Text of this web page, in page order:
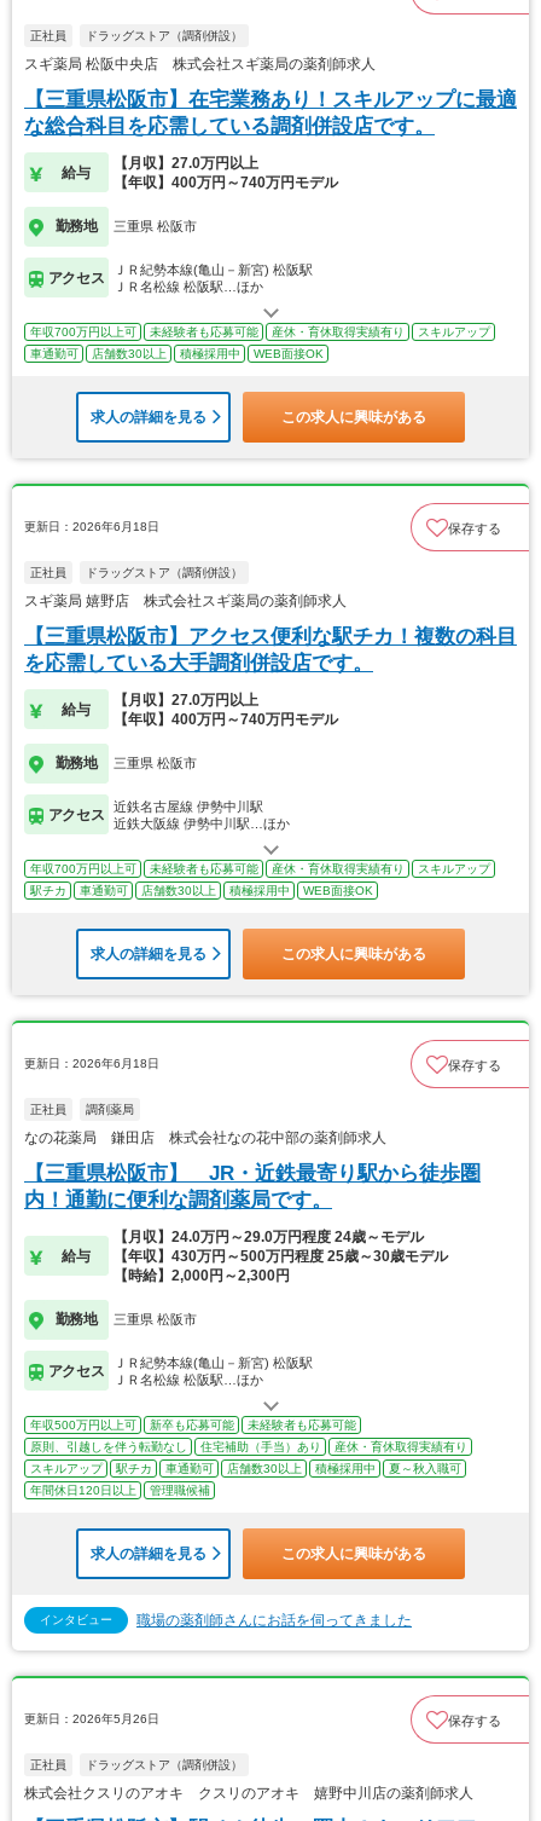
正社員 ドラッグストア（調剤併設）
スギ薬局 松阪中央店 株式会社スギ薬局の薬剤師求人
【三重県松阪市】在宅業務あり！スキルアップに最適
な総合科目を応需している調剤併設店です。
給与
【月収】27.0万円以上
【年収】400万円～740万円モデル
勤務地 三重県 松阪市
アクセス
ＪＲ紀勢本線(亀山－新宮) 松阪駅
ＪＲ名松線 松阪駅…ほか
年収700万円以上可 未経験者も応募可能 産休・育休取得実績有り
スキルアップ
車通勤可
店舗数30以上 積極採用中 WEB面接OK
求人の詳細を見る この求人に興味がある
更新日：2026年6月18日 保存する
正社員 ドラッグストア（調剤併設）
スギ薬局 嬉野店 株式会社スギ薬局の薬剤師求人
【三重県松阪市】アクセス便利な駅チカ！複数の科目
を応需している大手調剤併設店です。
給与
【月収】27.0万円以上
【年収】400万円～740万円モデル
勤務地 三重県 松阪市
アクセス
近鉄名古屋線 伊勢中川駅
近鉄大阪線 伊勢中川駅…ほか
年収700万円以上可 未経験者も応募可能 産休・育休取得実績有り
スキルアップ
駅チカ
車通勤可 店舗数30以上 積極採用中 WEB面接OK
求人の詳細を見る この求人に興味がある
更新日：2026年6月18日 保存する
正社員 調剤薬局
なの花薬局 鎌田店 株式会社なの花中部の薬剤師求人
【三重県松阪市】 JR・近鉄最寄り駅から徒歩圏
内！通勤に便利な調剤薬局です。
給与
【月収】24.0万円～29.0万円程度 24歳～モデル
【年収】430万円～500万円程度 25歳～30歳モデル
【時給】2,000円～2,300円
勤務地 三重県 松阪市
アクセス
ＪＲ紀勢本線(亀山－新宮) 松阪駅
ＪＲ名松線 松阪駅…ほか
年収500万円以上可 新卒も応募可能
未経験者も応募可能
原則、引越しを伴う転勤なし
住宅補助（手当）あり
産休・育休取得実績有り
スキルアップ
駅チカ 車通勤可 店舗数30以上 積極採用中
夏～秋入職可
年間休日120日以上
管理職候補
求人の詳細を見る この求人に興味がある
インタビュー 職場の薬剤師さんにお話を伺ってきました
更新日：2026年5月26日 保存する
正社員 ドラッグストア（調剤併設）
株式会社クスリのアオキ クスリのアオキ 嬉野中川店の薬剤師求人